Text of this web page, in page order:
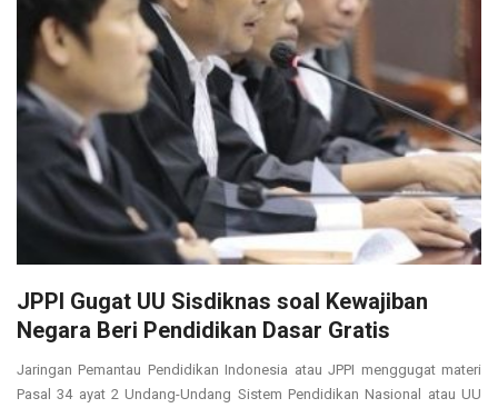
JPPI Gugat UU Sisdiknas soal Kewajiban
Negara Beri Pendidikan Dasar Gratis
Jaringan Pemantau Pendidikan Indonesia atau JPPI menggugat materi
Pasal 34 ayat 2 Undang-Undang Sistem Pendidikan Nasional atau UU